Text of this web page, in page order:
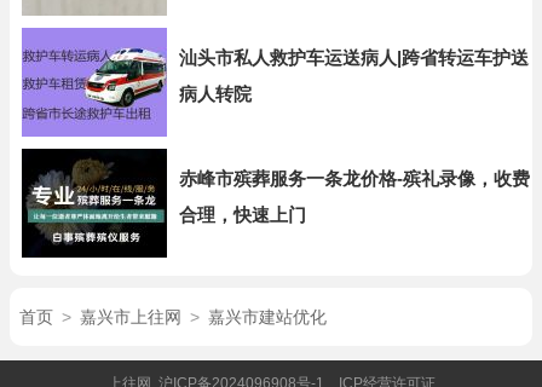
汕头市私人救护车运送病人|跨省转运车护送
病人转院
赤峰市殡葬服务一条龙价格-殡礼录像，收费
合理，快速上门
首页 > 嘉兴市上往网 > 嘉兴市建站优化
上往网 沪ICP备2024096908号-1 ICP经营许可证